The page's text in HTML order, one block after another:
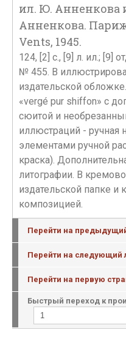
ил. Ю. Анненкова
Анненкова.
Vents, 1945.
124, [2] c., [9] л. ил.; [9]
№ 455. В
издательской
«vergé pur shiffon» с
сюитой и
иллюстраций - ручная
элементами ручной
краска).
литографии. В
издательской папке и
композицией.
Перейти на
Перейти на следующий
Перейти на первую
Быстрый переход к